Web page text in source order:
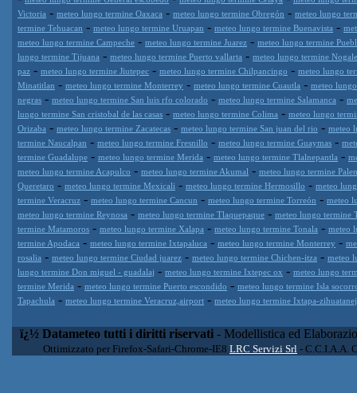
Victoria - meteo lungo termine Oaxaca - meteo lungo termine Obregón - meteo lungo
termine Tehuacan - meteo lungo termine Uruapan - meteo lungo termine Buenavista -
meteo lungo termine Campeche - meteo lungo termine Juarez - meteo lungo termine
lungo termine Tijuana - meteo lungo termine Puerto vallarta - meteo lungo termine
paz - meteo lungo termine Jiutepec - meteo lungo termine Chilpancingo - meteo lungo
Minatitlan - meteo lungo termine Monterrey - meteo lungo termine Cuautla - meteo
negras - meteo lungo termine San luis rfo colorado - meteo lungo termine Salamanca -
lungo termine San cristobal de las casas - meteo lungo termine Colima - meteo lungo
Orizaba - meteo lungo termine Zacatecas - meteo lungo termine San juan del rio - meteo
termine Naucalpan - meteo lungo termine Fresnillo - meteo lungo termine Guaymas -
termine Guadalupe - meteo lungo termine Merida - meteo lungo termine Tlalnepantla -
meteo lungo termine Acapulco - meteo lungo termine Akumal - meteo lungo termine
Queretaro - meteo lungo termine Mexicali - meteo lungo termine Hermosillo - meteo
termine Veracruz - meteo lungo termine Cancun - meteo lungo termine Torreón - meteo
meteo lungo termine Reynosa - meteo lungo termine Tlaquepaque - meteo lungo termine
termine Matamoros - meteo lungo termine Xalapa - meteo lungo termine Tonala - meteo
termine Apodaca - meteo lungo termine Ixtapaluca - meteo lungo termine Monterrey -
rosalia - meteo lungo termine Ciudad juarez - meteo lungo termine Chichen-itza - meteo
lungo termine Don miguel - guadalaj - meteo lungo termine Ixtepec ox - meteo lungo
termine Merida - meteo lungo termine Puerto escondido - meteo lungo termine Isla
Tapachula - meteo lungo termine Veracruz,airport - meteo lungo termine Ixtapa-
ï¿½ Datameteo tutti i diritti riservati - Modellistica ed
Ottimizzato per Firefox-Safari-Chrome-IE8 LRC Servizi Srl - C.C.I.A.A.